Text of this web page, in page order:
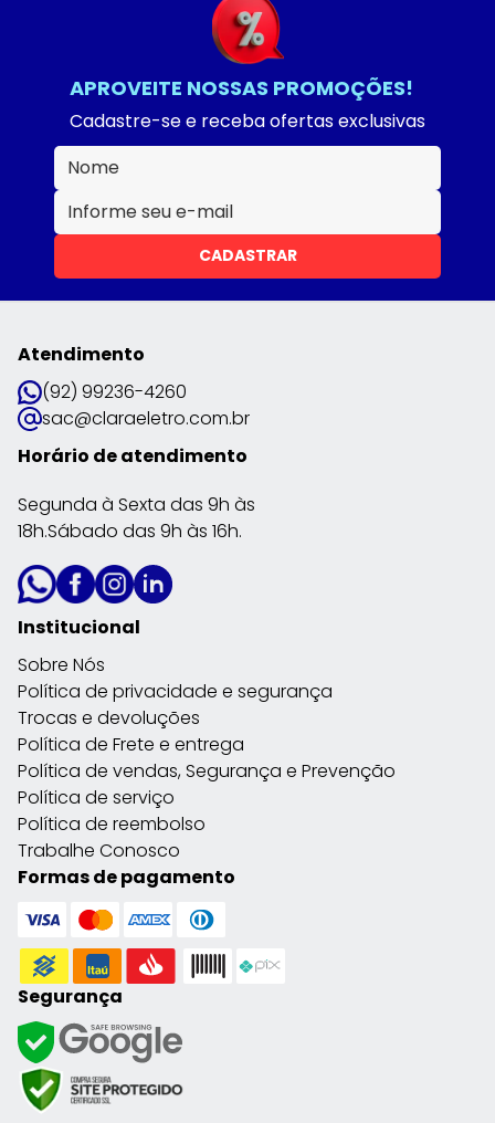
APROVEITE NOSSAS PROMOÇÕES!
Cadastre-se e receba ofertas exclusivas
CADASTRAR
Atendimento
(92) 99236-4260
sac@claraeletro.com.br
Horário de atendimento
Segunda à Sexta das 9h às
18h.Sábado das 9h às 16h.
Institucional
Sobre Nós
Política de privacidade e segurança
Trocas e devoluções
Política de Frete e entrega
Política de vendas, Segurança e Prevenção
Política de serviço
Política de reembolso
Trabalhe Conosco
Formas de pagamento
Segurança